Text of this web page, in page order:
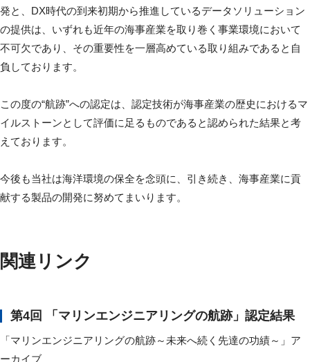
発と、DX時代の到来初期から推進しているデータソリューション
の提供は、いずれも近年の海事産業を取り巻く事業環境において
不可欠であり、その重要性を一層高めている取り組みであると自
負しております。
この度の“航跡”への認定は、認定技術が海事産業の歴史におけるマ
イルストーンとして評価に足るものであると認められた結果と考
えております。
今後も当社は海洋環境の保全を念頭に、引き続き、海事産業に貢
献する製品の開発に努めてまいります。
関連リンク
第4回 「マリンエンジニアリングの航跡」認定結果
「マリンエンジニアリングの航跡～未来へ続く先達の功績～」ア
ーカイブ